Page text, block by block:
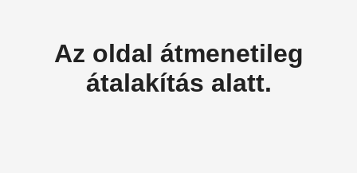
Az oldal átmenetileg
átalakítás alatt.